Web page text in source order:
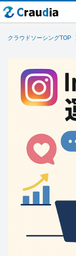
クラウドソーシングTOP